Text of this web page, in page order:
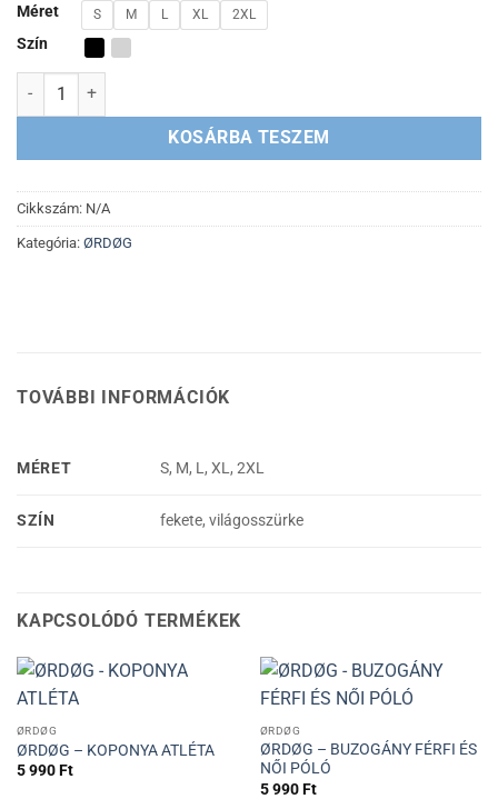
Méret S M L XL 2XL
Szín
ØRDØG - TRÓN KAPUCNIS PULÓVER mennyiség
KOSÁRBA TESZEM
Cikkszám: N/A
Kategória: ØRDØG
TOVÁBBI INFORMÁCIÓK
MÉRET S, M, L, XL, 2XL
SZÍN fekete, világosszürke
KAPCSOLÓDÓ TERMÉKEK
ØRDØG
ØRDØG – KOPONYA ATLÉTA
5 990Ft
ØRDØG
ØRDØG – BUZOGÁNY FÉRFI ÉS
NŐI PÓLÓ
5 990Ft